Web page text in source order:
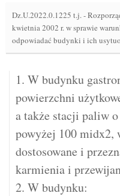
Dz.U.2022.0.1225 t.j.-
kwietnia 2002 r. w sprawie
odpowiadać budynki i ich
1. W budynku
powierzchni
a także stacji paliw
powyżej 100 midx2,
dostosowane i
karmienia i
2. W budynku: